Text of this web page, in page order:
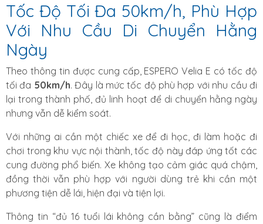
Tốc Độ Tối Đa 50km/h, Phù Hợp
Với Nhu Cầu Di Chuyển Hằng
Ngày
Theo thông tin được cung cấp, ESPERO Velia E có tốc độ
tối đa 50km/h. Đây là mức tốc độ phù hợp với nhu cầu đi
lại trong thành phố, đủ linh hoạt để di chuyển hằng ngày
nhưng vẫn dễ kiểm soát.
Với những ai cần một chiếc xe để đi học, đi làm hoặc đi
chơi trong khu vực nội thành, tốc độ này đáp ứng tốt các
cung đường phổ biến. Xe không tạo cảm giác quá chậm,
đồng thời vẫn phù hợp với người dùng trẻ khi cần một
phương tiện dễ lái, hiện đại và tiện lợi.
Thông tin “đủ 16 tuổi lái không cần bằng” cũng là điểm